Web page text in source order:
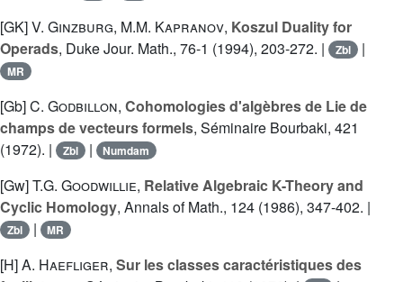
[GK]V. Ginzburg, M.M. Kapranov, Koszul Duality for
Operads, Duke Jour. Math., 76-1 (1994), 203-272. | Zbl |
MR
[Gb]C. Godbillon, Cohomologies d'algèbres de Lie de
champs de vecteurs formels, Séminaire Bourbaki, 421
(1972). |
Zbl | Numdam
[Gw]T.G. Goodwillie, Relative Algebraic K-Theory and
Cyclic Homology, Annals of Math., 124 (1986), 347-402. |
Zbl | MR
[H]A. Haefliger, Sur les classes caractéristiques des